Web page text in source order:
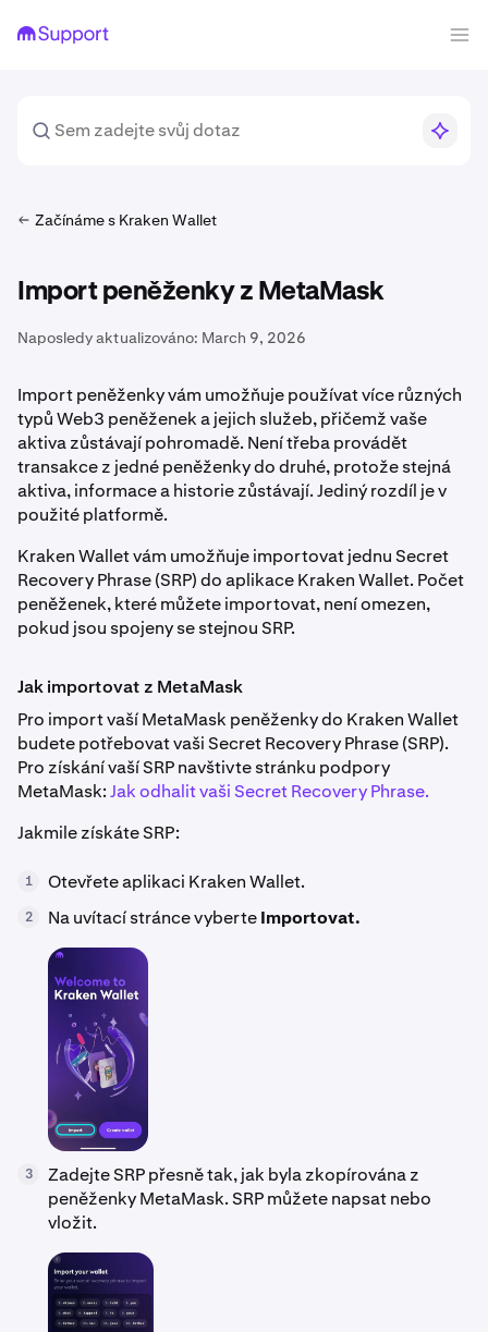
Začínáme s Kraken Wallet
Import peněženky z MetaMask
Naposledy aktualizováno: March 9, 2026
Import peněženky vám umožňuje používat více různých
typů Web3 peněženek a jejich služeb, přičemž vaše
aktiva zůstávají pohromadě. Není třeba provádět
transakce z jedné peněženky do druhé, protože stejná
aktiva, informace a historie zůstávají. Jediný rozdíl je v
použité platformě.
Kraken Wallet vám umožňuje importovat jednu Secret
Recovery Phrase (SRP) do aplikace Kraken Wallet. Počet
peněženek, které můžete importovat, není omezen,
pokud jsou spojeny se stejnou SRP.
Jak importovat z MetaMask
Pro import vaší MetaMask peněženky do Kraken Wallet
budete potřebovat vaši Secret Recovery Phrase (SRP).
Pro získání vaší SRP navštivte stránku podpory
MetaMask:Jak odhalit vaši Secret Recovery Phrase.
Jakmile získáte SRP:
1 Otevřete aplikaci Kraken Wallet.
2 Na uvítací stránce vyberteImportovat.
3
Zadejte SRP přesně tak, jak byla zkopírována z
peněženky MetaMask. SRP můžete napsat nebo
vložit.